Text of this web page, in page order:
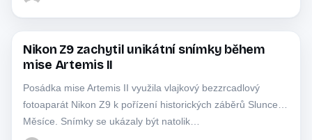
NIKON
Nikon Z9 zachytil unikátní snímky během
mise Artemis II
Posádka mise Artemis II využila vlajkový bezzrcadlový
fotoaparát Nikon Z9 k pořízení historických záběrů Slunce a
Měsíce. Snímky se ukázaly být natolik…